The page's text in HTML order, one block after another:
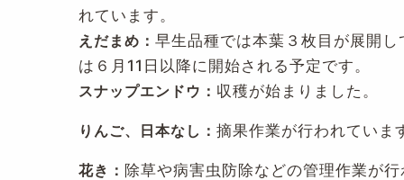
れています。
えだまめ： 早生品種では本葉３枚目が展開
は６月11日以降に開始される予定です。
スナップエンドウ： 収穫が始まりました。
りんご、 日本なし： 摘果作業が行われていま
花き： 除草や病害虫防除などの管理作業が